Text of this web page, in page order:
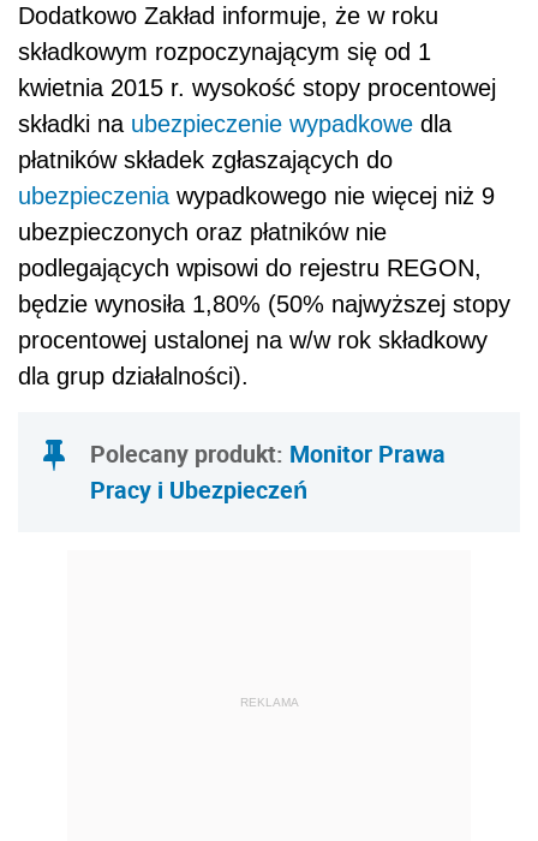
Dodatkowo Zakład informuje, że w roku
składkowym rozpoczynającym się od 1
kwietnia 2015 r. wysokość stopy procentowej
składki na ubezpieczenie wypadkowe dla
płatników składek zgłaszających do
ubezpieczenia wypadkowego nie więcej niż 9
ubezpieczonych oraz płatników nie
podlegających wpisowi do rejestru REGON,
będzie wynosiła 1,80% (50% najwyższej stopy
procentowej ustalonej na w/w rok składkowy
dla grup działalności).
Polecany produkt: Monitor Prawa
Pracy i Ubezpieczeń
REKLAMA